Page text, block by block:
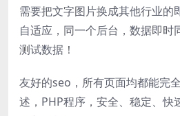
需要把文字图片换成其他行业的
自适应，同一个后台，数据即时
测试数据！
友好的seo，所有页面均都能完
述，PHP程序，安全、稳定、快